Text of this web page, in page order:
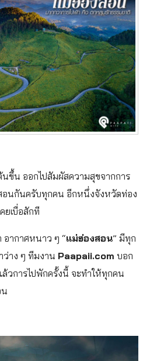
นขึ้น ออกไปสัมผัสความสุขจากการ
อนกันครับทุกคน อีกหนึ่งจังหวัดท่อง
ยเบื่อสักที
อากาศหนาว ๆ “แม่ฮ่องสอน” มีทุก
ว่าง ๆ ทีมงาน Paapaii.com บอก
ล้วการไปพักครั้งนี้ จะทำให้ทุกคน